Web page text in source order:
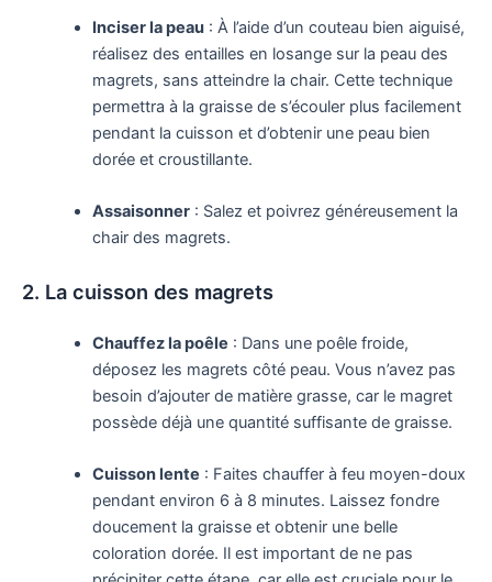
Inciser la peau: À l’aide d’un couteau bien aiguisé,
réalisez des entailles en losange sur la peau des
magrets, sans atteindre la chair. Cette technique
permettra à la graisse de s’écouler plus facilement
pendant la cuisson et d’obtenir une peau bien
dorée et croustillante.
Assaisonner: Salez et poivrez généreusement la
chair des magrets.
2. La cuisson des magrets
Chauffez la poêle : Dans une poêle froide,
déposez les magrets côté peau. Vous n’avez pas
besoin d’ajouter de matière grasse, car le magret
possède déjà une quantité suffisante de graisse.
Cuisson lente : Faites chauffer à feu moyen-doux
pendant environ 6 à 8 minutes. Laissez fondre
doucement la graisse et obtenir une belle
coloration dorée. Il est important de ne pas